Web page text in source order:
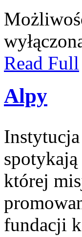
Read Full
Alpy
której
fundacji